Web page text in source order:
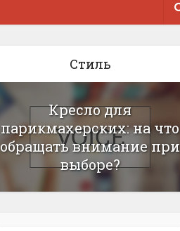
Стиль
Кресло для
парикмахерских: на что
обращать внимание при
выборе?